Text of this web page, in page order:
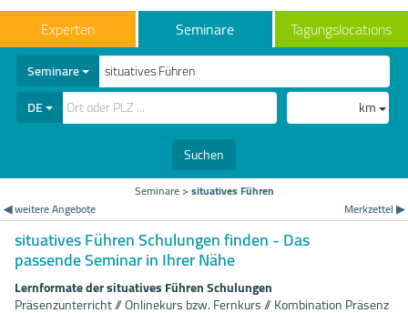
Seminare Tagungslocations
Seminare
DE
km
Suchen
Seminare>situatives Führen
◀ weitere Angebote
Merkzettel ▶
situatives Führen Schulungen finden - Das
passende Seminar in Ihrer Nähe
Lernformate der situatives Führen Schulungen
Präsenzunterricht // Onlinekurs bzw. Fernkurs // Kombination Präsenz